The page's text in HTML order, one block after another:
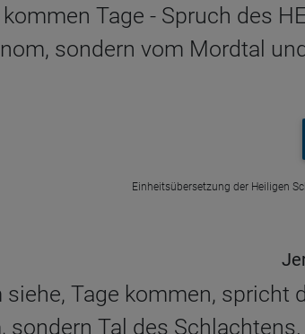
kommen Tage - Spruch des
sondern vom Mordtal
Einheitsübersetzung der Heiligen
siehe, Tage kommen, spricht
sondern Tal des